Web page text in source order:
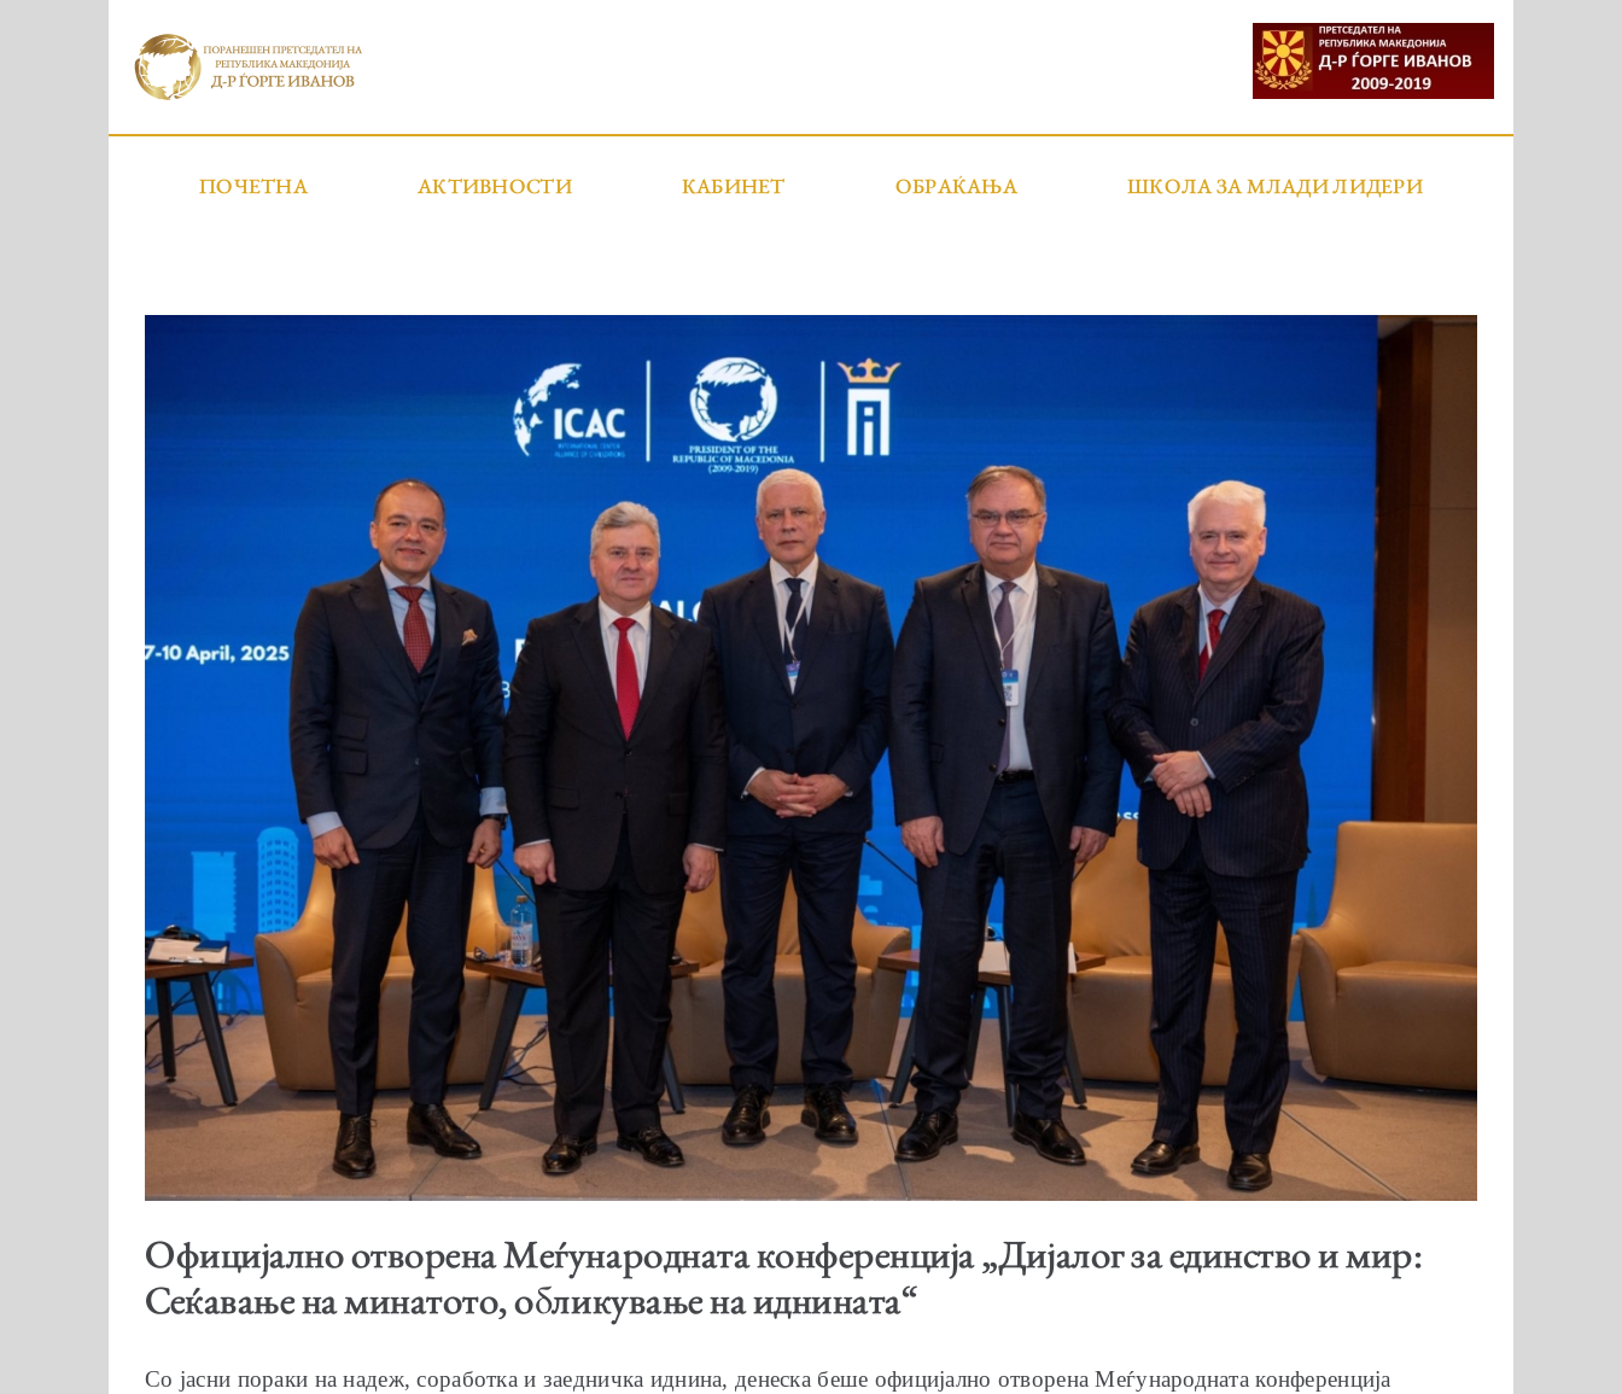
ПОЧЕТНА АКТИВНОСТИ КАБИНЕТ ОБРАЌАЊА ШКОЛА ЗА МЛАДИ ЛИДЕРИ
Официјално отворена Меѓународната конференција „Дијалог за единство и мир:
Сеќавање на минатото, обликување на иднината“
Со јасни пораки на надеж, соработка и заедничка иднина, денеска беше официјално отворена Меѓународната конференција